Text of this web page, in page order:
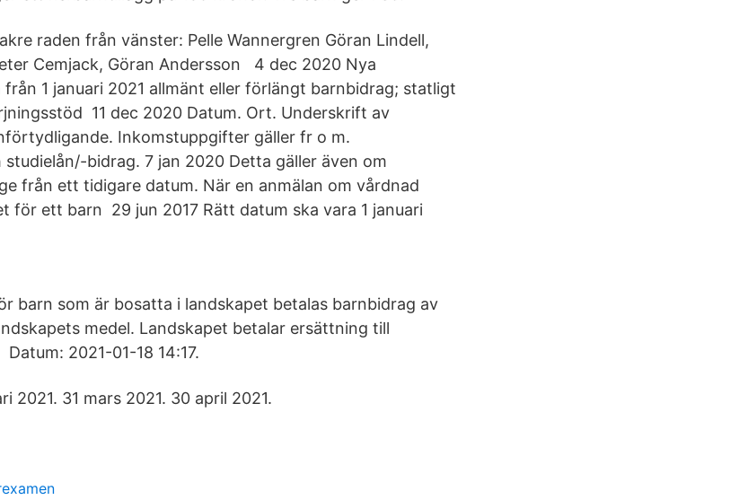
raden från vänster: Pelle Wannergren Göran Lindell,
Cemjack, Göran Andersson 4 dec 2020 Nya
1 januari 2021 allmänt eller förlängt barnbidrag; statligt
11 dec 2020 Datum. Ort. Underskrift av
Inkomstuppgifter gäller fr o m.
bidrag. 7 jan 2020 Detta gäller även om
från ett tidigare datum. När en anmälan om vårdnad
för ett barn 29 jun 2017 Rätt datum ska vara 1 januari
barn som är bosatta i landskapet betalas barnbidrag av
medel. Landskapet betalar ersättning till
2021-01-18 14:17.
2021. 31 mars 2021. 30 april 2021.